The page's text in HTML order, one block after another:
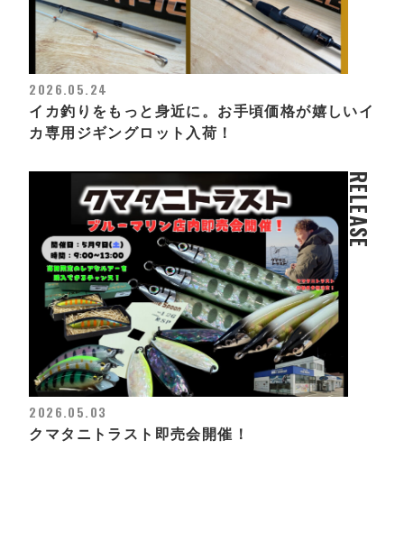
2026.05.24
イカ釣りをもっと身近に。お手頃価格が嬉しいイ
カ専用ジギングロット入荷！
RELEASE
2026.05.03
クマタニトラスト即売会開催！